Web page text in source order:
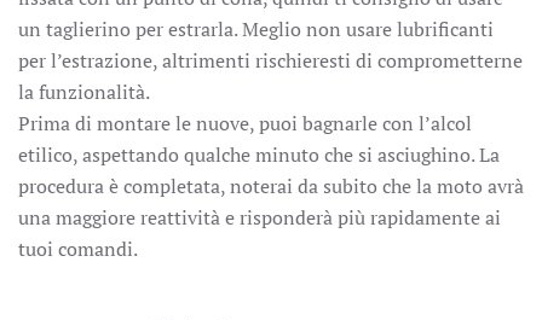
un taglierino per estrarla. Meglio non usare lubrificanti
per l’estrazione, altrimenti rischieresti di comprometterne
la funzionalità.
Prima di montare le nuove, puoi bagnarle con l’alcol
etilico, aspettando qualche minuto che si asciughino. La
procedura è completata, noterai da subito che la moto avrà
una maggiore reattività e risponderà più rapidamente ai
tuoi comandi.